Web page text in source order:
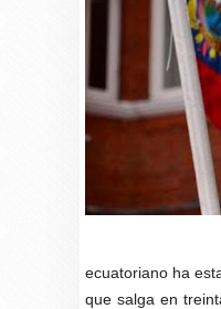
ecuatoriano ha
que salga en